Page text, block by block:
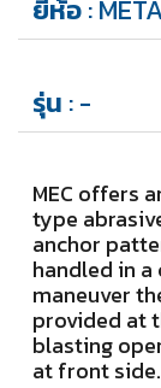
ยี่ห้อ:
รุ่น : -
MEC offers
type
anchor
handled in
maneuver
provided at
blasting
at front side.